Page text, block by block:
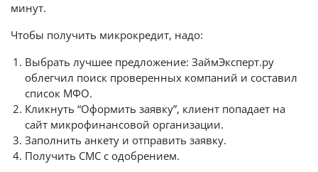
минут.
Чтобы получить микрокредит, надо:
Выбрать лучшее предложение: ЗаймЭксперт.ру
облегчил поиск проверенных компаний и составил
список МФО.
Кликнуть “Оформить заявку”, клиент попадает на
сайт микрофинансовой организации.
Заполнить анкету и отправить заявку.
Получить СМС с одобрением.